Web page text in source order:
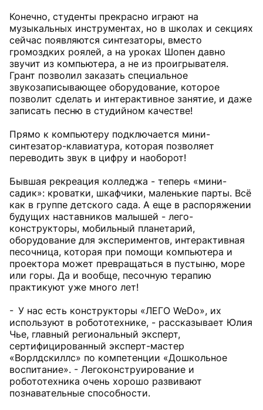
Конечно, студенты прекрасно играют на
музыкальных инструментах, но в школах и секциях
сейчас появляются синтезаторы, вместо
громоздких роялей, а на уроках Шопен давно
звучит из компьютера, а не из проигрывателя.
Грант позволил заказать специальное
звукозаписывающее оборудование, которое
позволит сделать и интерактивное занятие, и даже
записать песню в студийном качестве!
Прямо к компьютеру подключается мини-
синтезатор-клавиатура, которая позволяет
переводить звук в цифру и наоборот!
Бывшая рекреация колледжа - теперь «мини-
садик»: кроватки, шкафчики, маленькие парты. Всё
как в группе детского сада. А еще в распоряжении
будущих наставников малышей - лего-
конструкторы, мобильный планетарий,
оборудование для экспериментов, интерактивная
песочница, которая при помощи компьютера и
проектора может превращаться в пустыню, море
или горы. Да и вообще, песочную терапию
практикуют уже много лет!
- У нас есть конструкторы «ЛЕГО WeDo», их
используют в робототехнике, - рассказывает Юлия
Чье, главный региональный эксперт,
сертифицированный эксперт-мастер
«Ворлдскиллс» по компетенции «Дошкольное
воспитание». - Легоконструирование и
робототехника очень хорошо развивают
познавательные способности.